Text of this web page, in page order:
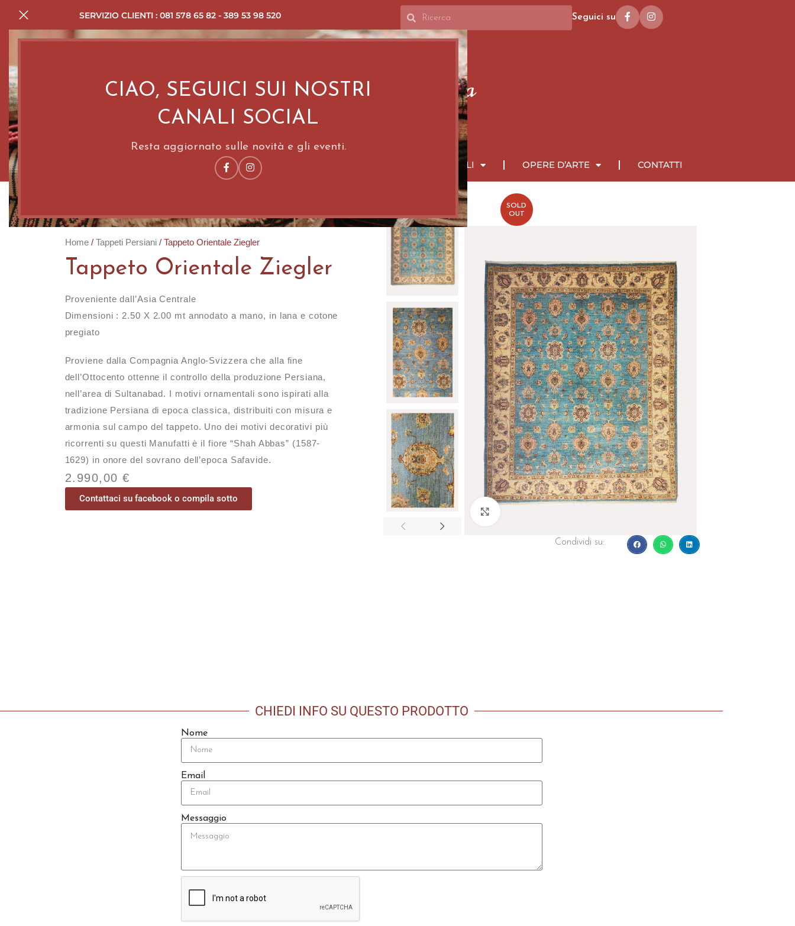
CIAO, SEGUICI SUI NOSTRI
CANALI SOCIAL
Resta aggiornato sulle novità e gli eventi.
SERVIZIO CLIENTI : 081 578 65 82 - 389 53 98 520 Seguici su
TAPPETI PERSIANI TAPPETI ORIENTALI OPERE D’ARTE CONTATTI
Home Tappeti Persiani Tappeto Orientale Ziegler
Tappeto Orientale Ziegler
Proveniente dall’Asia Centrale
Dimensioni : 2.50 X 2.00 mt annodato a mano, in lana e cotone
pregiato
Proviene dalla Compagnia Anglo-Svizzera che alla fine
dell’Ottocento ottenne il controllo della produzione Persiana,
nell’area di Sultanabad. I motivi ornamentali sono ispirati alla
tradizione Persiana di epoca classica, distribuiti con misura e
armonia sul campo del tappeto. Uno dei motivi decorativi più
ricorrenti su questi Manufatti è il fiore “Shah Abbas” (1587-
1629) in onore del sovrano dell’epoca Safavide.
2.990,00 €
Contattaci su facebook o compila sotto
SOLD
OUT
Condividi su:
CHIEDI INFO SU QUESTO PRODOTTO
Nome
Email
Messaggio